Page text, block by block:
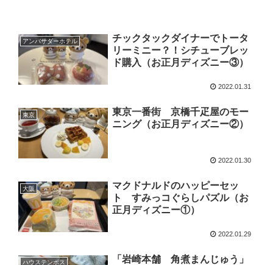
アンバサダーホテル
チックタックダイナーでトータ
リーミニー？！シチューブレッ
ド購入（お正月ディズニー③）
2022.01.31
東京
東京一番街 京橋千疋屋のモー
ニング（お正月ディズニー②）
2022.01.30
大阪
マクドナルドのハッピーセッ
ト すみっコぐらしパズル（お
正月ディズニー①）
2022.01.29
ハウステンボス
「岩崎本舗 角煮まんじゅう」